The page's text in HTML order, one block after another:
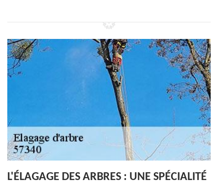
L'ÉLAGAGE DES ARBRES : UNE SPÉCIALITÉ